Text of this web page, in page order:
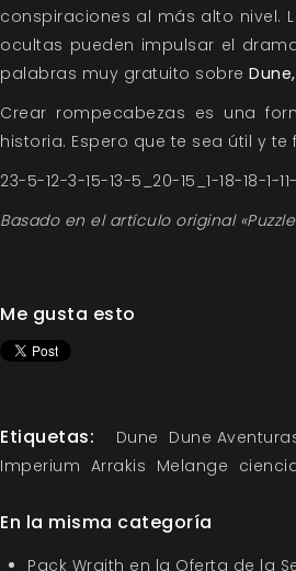
conspiraciones al más alto nivel.
ocultas pueden impulsar el
palabras muy gratuito sobre Dune,
Crear rompecabezas es una
historia. Espero que te sea útil y
23-5-12-3-15-13-5_20-15_1-18-18-1-
Basado en el artículo original
Me gusta esto
Etiquetas: Dune Dune
Imperium Arrakis Melange
En la misma categoría
Pack Wraith en la Oferta de la